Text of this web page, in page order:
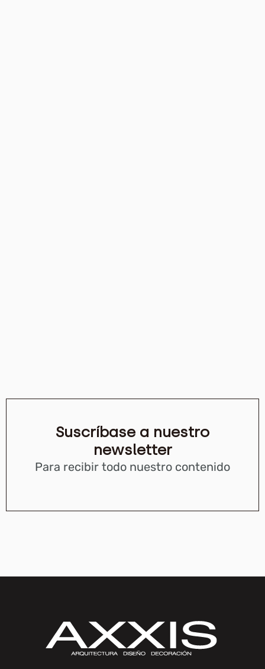
Suscríbase a nuestro
newsletter
Para recibir todo nuestro contenido